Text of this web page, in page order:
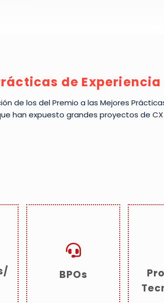
de
de los del Premio a las Mejores
han expuesto grandes proyectos de CX
BPOs